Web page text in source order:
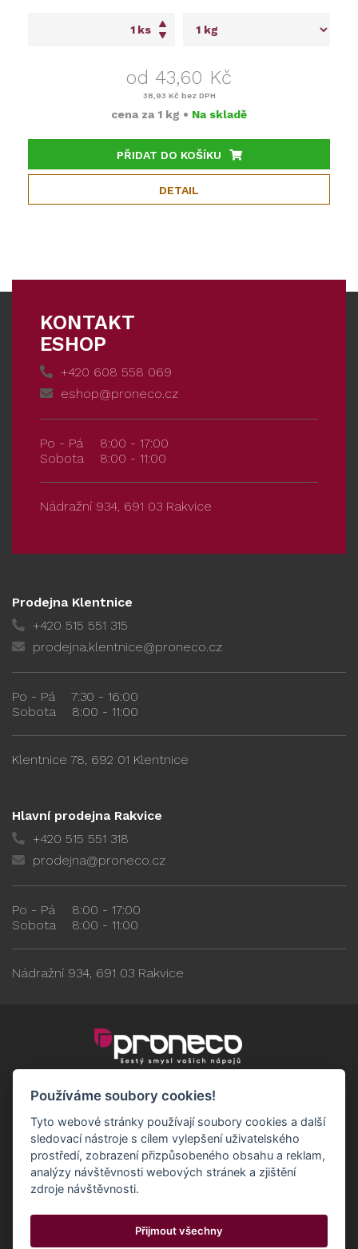
ks
od 43,60 Kč
38,93 Kč bez DPH
cena za 1 kg • Na skladě
PŘIDAT DO KOŠÍKU
DETAIL
KONTAKT
ESHOP
+420 608 558 069
eshop@proneco.cz
Po - Pá
8:00 - 17:00
Sobota
8:00 - 11:00
Nádražní 934, 691 03 Rakvice
Prodejna Klentnice
+420 515 551 315
prodejna.klentnice@proneco.cz
Po - Pá
7:30 - 16:00
Sobota
8:00 - 11:00
Klentnice 78, 692 01 Klentnice
Hlavní prodejna Rakvice
+420 515 551 318
prodejna@proneco.cz
Po - Pá
8:00 - 17:00
Sobota
8:00 - 11:00
Nádražní 934, 691 03 Rakvice
GDPR - Odběratelé
GDPR - Dodavatelé
Možnosti dopravy a platby
© 2024 Proneco
Používáme soubory cookies!
Tyto webové stránky používají soubory cookies a další
sledovací nástroje s cílem vylepšení uživatelského
prostředí, zobrazení přizpůsobeného obsahu a reklam,
analýzy návštěvnosti webových stránek a zjištění
zdroje návštěvnosti.
Přijmout všechny